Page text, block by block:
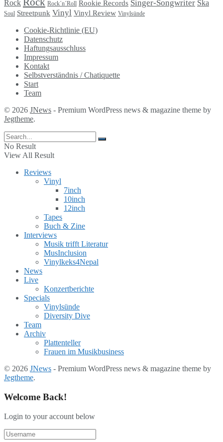
Rock
Rock´n´Roll Rookie Records Singer-Songwriter Ska
Soul Streetpunk Vinyl Vinyl Review Vinylsünde
Cookie-Richtlinie (EU)
Datenschutz
Haftungsausschluss
Impressum
Kontakt
Selbstverständnis / Chatiquette
Start
Team
© 2026 JNews - Premium WordPress news & magazine theme by
Jegtheme.
No Result
View All Result
Reviews
Vinyl
7inch
10inch
12inch
Tapes
Buch & Zine
Interviews
Musik trifft Literatur
MusInclusion
Vinylkeks4Nepal
News
Live
Konzertberichte
Specials
Vinylsünde
Diversity Dive
Team
Archiv
Plattenteller
Frauen im Musikbusiness
© 2026 JNews - Premium WordPress news & magazine theme by
Jegtheme.
Welcome Back!
Login to your account below